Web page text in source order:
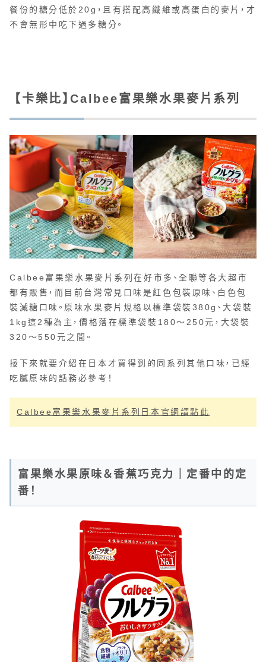
餐份的糖分低於20g，且有搭配高纖維或高蛋白的麥片，才
不會無形中吃下過多糖分。
【卡樂比】Calbee富果樂水果麥片系列
Calbee富果樂水果麥片系列在好市多、全聯等各大超市
都有販售，而目前台灣常見口味是紅色包裝原味、白色包
裝減糖口味。原味水果麥片規格以標準袋裝380g、大袋裝
1kg這2種為主，價格落在標準袋裝180～250元，大袋裝
320～550元之間。
接下來就要介紹在日本才買得到的同系列其他口味，已經
吃膩原味的話務必參考！
Calbee富果樂水果麥片系列日本官網請點此
富果樂水果原味＆香蕉巧克力｜定番中的定
番！